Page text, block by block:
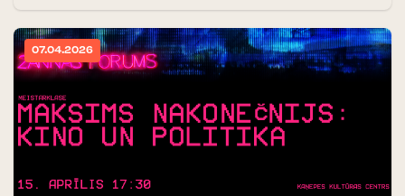
07.04.2026